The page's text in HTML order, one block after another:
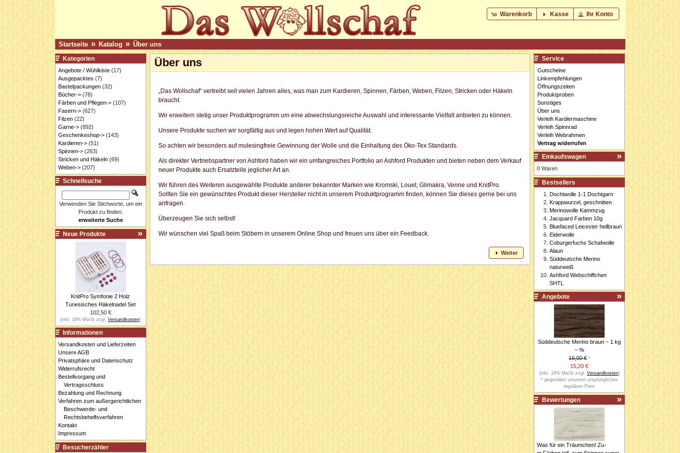
Warenkorb Kasse Ihr Konto
Startseite » Katalog » Über uns
Über uns
„Das Wollschaf“ vertreibt seit vielen Jahren alles, was man zum Kardieren, Spinnen, Färben, Weben, Filzen, Stricken oder Häkeln
braucht.
Wir erweitern stetig unser Produktprogramm um eine abwechslungsreiche Auswahl und interessante Vielfalt anbieten zu können.
Unsere Produkte suchen wir sorgfältig aus und legen hohen Wert auf Qualität.
So achten wir besonders auf mulesingfreie Gewinnung der Wolle und die Einhaltung des Öko-Tex Standards.
Als direkter Vertriebspartner von Ashford haben wir ein umfangreiches Portfolio an Ashford Produkten und bieten neben dem Verkauf
neuer Produkte auch Ersatzteile jeglicher Art an.
Wir führen des Weiteren ausgewählte Produkte anderer bekannter Marken wie Kromski, Louet, Glimakra, Venne und KnitPro.
Sollten Sie ein gewünschtes Produkt dieser Hersteller nicht in unserem Produktprogramm finden, können Sie dieses gerne bei uns
anfragen.
Überzeugen Sie sich selbst!
Wir wünschen viel Spaß beim Stöbern in unserem Online Shop und freuen uns über ein Feedback.
Weiter
Kategorien
Angebote / Wühlkiste(17)
Ausgepacktes (7)
Bastelpackungen(32)
Bücher->(78)
Färben und Pflegen->(107)
Fasern->(627)
Filzen(22)
Garne->(892)
Geschenkeshop->(143)
Kardieren->(51)
Spinnen->(263)
Stricken und Häkeln(69)
Weben->(207)
Schnellsuche
Verwenden Sie Stichworte, um ein
Produkt zu finden.
erweiterte Suche
Neue Produkte
KnitPro Symfonie 2 Holz
Tunesisches Häkelnadel Set
102,50 €
[inkl. 19% MwSt zzgl.Versandkosten]
Informationen
Versandkosten und Lieferzeiten
Unsere AGB
Privatsphäre und Datenschutz
Widerrufsrecht
Bestellvorgang und
Vertragsschluss
Bezahlung und Rechnung
Verfahren zum außergerichtlichen
Beschwerde- und
Rechtsbehelfsverfahren
Kontakt
Impressum
Besucherzähler
Service
Gutscheine
Linkempfehlungen
Öffnungszeiten
Produktproben
Sonstiges
Über uns
Verleih Kardiermaschine
Verleih Spinnrad
Verleih Webrahmen
Vertrag widerrufen
Einkaufswagen
0 Waren
Bestsellers
Dochtwolle 1-1 Dochtgarn
Krappwurzel, geschnitten
Merinowolle Kammzug
Jacquard Farben 10g
Bluefaced Leicester hellbraun
Eiderwolle
Coburgerfuchs Schafwolle
Alaun
Süddeutsche Merino
naturweiß
Ashford Webschiffchen
SHTL
Angebote
Süddeutsche Merino braun ~ 1 kg
~ %
16,00 €*
15,20 €
[inkl. 19% MwSt zzgl. Versandkosten]
* gegenüber unserem ursprünglichen
regulären Preis
Bewertungen
Was für ein Träumchen! Zu-